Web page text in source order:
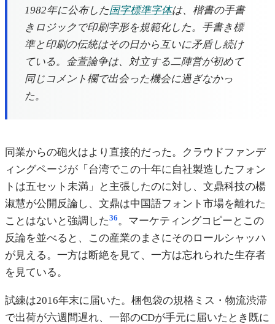
1982年に公布した国字標準字体は、楷書の手書
きロジックで印刷字形を規範化した。手書き標
準と印刷の伝統はその日から互いに矛盾し続け
ている。金萱論争は、対立する二陣営が初めて
同じコメント欄で出会った機会に過ぎなかっ
た。
同業からの砲火はより直接的だった。クラウドファンデ
ィングページが「台湾でこの十年に自社製造したフォン
トは五セット未満」と主張したのに対し、文鼎科技の楊
淑慧が公開反論し、文鼎は中国語フォント市場を離れた
ことはないと強調した36。マーケティングコピーとこの
反論を並べると、この産業のまさにそのロールシャッハ
が見える。一方は断絶を見て、一方は忘れられた生存者
を見ている。
試練は2016年末に届いた。梱包袋の規格ミス・物流渋滞
で出荷が六週間遅れ、一部のCDが手元に届いたとき既に